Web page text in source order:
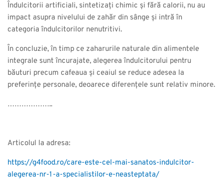
Îndulcitorii artificiali, sintetizați chimic și fără calorii, nu au
impact asupra nivelului de zahăr din sânge și intră în
categoria îndulcitorilor nenutritivi.
În concluzie, în timp ce zaharurile naturale din alimentele
integrale sunt încurajate, alegerea îndulcitorului pentru
băuturi precum cafeaua și ceaiul se reduce adesea la
preferințe personale, deoarece diferențele sunt relativ minore.
………………..
Articolul la adresa:
https://g4food.ro/care-este-cel-mai-sanatos-indulcitor-
alegerea-nr-1-a-specialistilor-e-neasteptata/